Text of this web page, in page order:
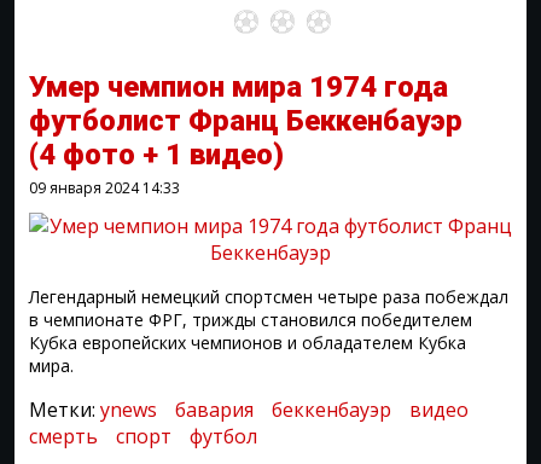
Умер чемпион мира 1974 года
футболист Франц Беккенбауэр
(4 фото + 1 видео)
09 января 202414:33
Легендарный немецкий спортсмен четыре раза побеждал
в чемпионате ФРГ, трижды становился победителем
Кубка европейских чемпионов и обладателем Кубка
мира.
Метки: ynews бавария беккенбауэр
видео
смерть
спорт футбол